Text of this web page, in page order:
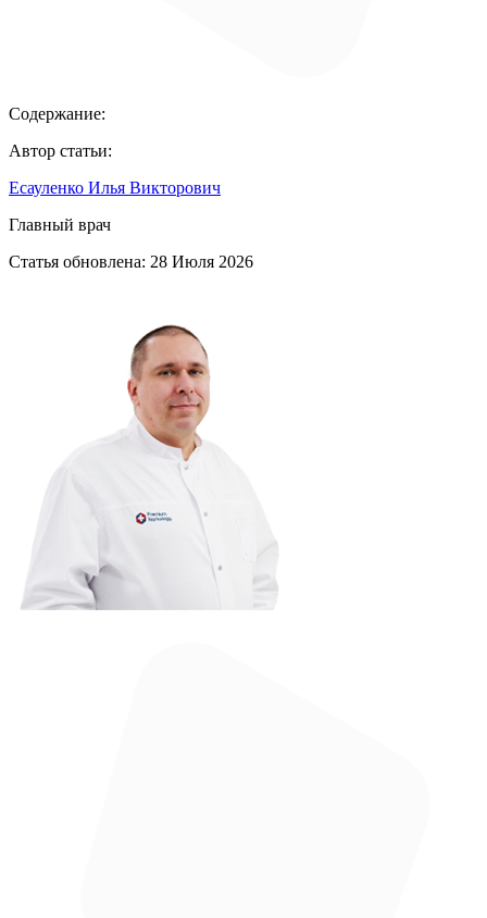
Содержание:
Автор статьи:
Есауленко Илья Викторович
Главный врач
Статья обновлена: 28 Июля 2026